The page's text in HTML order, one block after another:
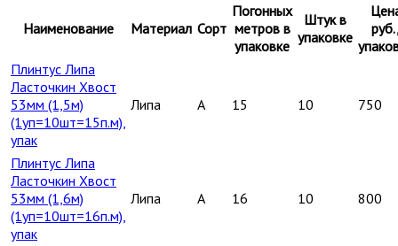
Наименование Материал Сорт
Погонных
метров в
упаковке
Штук в
упаковке
Плинтус Липа
Ласточкин Хвост
53мм (1,5м)
(1уп=10шт=15п.м),
упак
Липа A 15 10 750
Плинтус Липа
Ласточкин Хвост
53мм (1,6м)
(1уп=10шт=16п.м),
упак
Липа A 16 10 800